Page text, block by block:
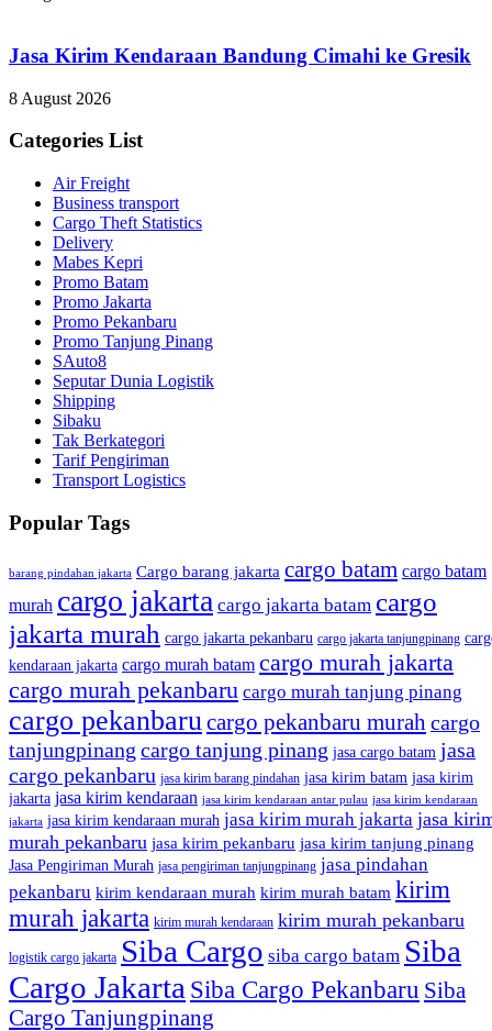
Jasa Kirim Kendaraan Bandung Cimahi ke Gresik
8 August 2026
Categories List
Air Freight
Business transport
Cargo Theft Statistics
Delivery
Mabes Kepri
Promo Batam
Promo Jakarta
Promo Pekanbaru
Promo Tanjung Pinang
SAuto8
Seputar Dunia Logistik
Shipping
Sibaku
Tak Berkategori
Tarif Pengiriman
Transport Logistics
Popular Tags
barang pindahan jakarta Cargo barang jakarta cargo batam cargo batam
murah cargo jakarta cargo jakarta batam cargo
jakarta murah cargo jakarta pekanbaru cargo jakarta tanjungpinang
kendaraan jakarta cargo murah batam cargo murah jakarta
cargo murah pekanbaru cargo murah tanjung pinang
cargo pekanbaru cargo pekanbaru murah cargo
tanjungpinang cargo tanjung pinang jasa cargo batam jasa
cargo pekanbaru jasa kirim barang pindahan jasa kirim batam jasa kirim
jakarta jasa kirim kendaraan jasa kirim kendaraan antar pulau jasa kirim kendaraan
jakarta jasa kirim kendaraan murah jasa kirim murah jakarta jasa
murah pekanbaru jasa kirim pekanbaru jasa kirim tanjung pinang
Jasa Pengiriman Murah jasa pengiriman tanjungpinang jasa pindahan
pekanbaru kirim kendaraan murah kirim murah batam kirim
murah jakarta kirim murah kendaraan kirim murah pekanbaru
logistik cargo jakarta Siba Cargo siba cargo batam Siba
Cargo Jakarta Siba Cargo Pekanbaru Siba
Cargo Tanjungpinang